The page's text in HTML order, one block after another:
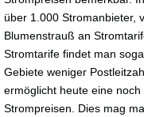
über 1.000 Stromanbieter,
Blumenstrauß an
Stromtarife findet man
Gebiete weniger
ermöglicht heute eine
Strompreisen. Dies mag